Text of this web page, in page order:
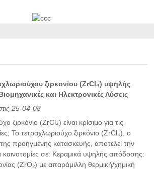
ζιρκονίου (ZrCl₄) υψηλής
και Ηλεκτρονικές Λύσεις
25-04-08
ζιρκόνιο (ZrCl₄) είναι κρίσιμο για τις
Το τετραχλωριούχο ζιρκόνιο (ZrCl₄), ο
προηγμένης κατασκευής, αποτελεί την
καινοτομίες σε: ‌Κεραμικά υψηλής απόδοσης‌:
(ZrO₂) με απαράμιλλη θερμική/χημική